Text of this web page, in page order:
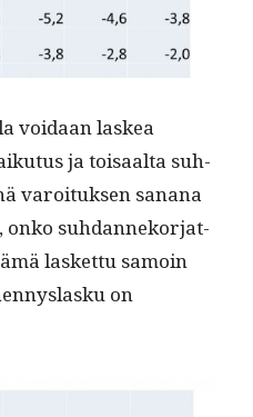
voidaan laskea
ja toisaal­ta suh­
varoituk­sen sanana
onko suh­dan­neko­r­jat­
las­ket­tu samoin
on